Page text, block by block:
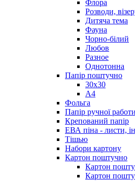
Флора
Розводи,
Дитяча тема
Фауна
Чорно-білий
Любов
Разное
Однотонна
Папір поштучно
30х30
А4
Фольга
Папір ручної работи
Крепований папір
ЕВА піна - листи,
Тішью
Набори картону
Картон поштучно
Картон
Картон